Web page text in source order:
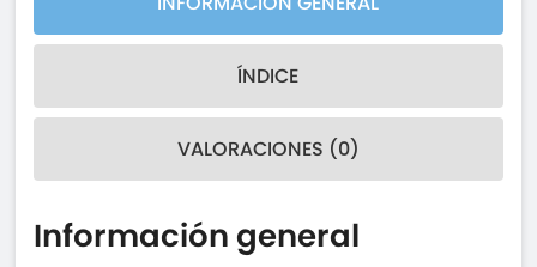
ÍNDICE
VALORACIONES (0)
Información general